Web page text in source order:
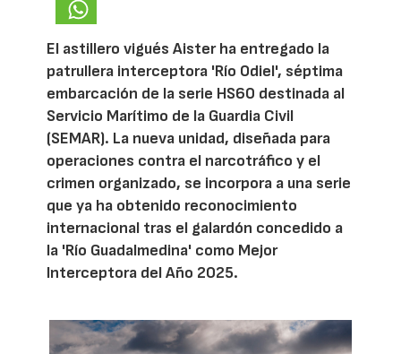
El astillero vigués Aister ha entregado la
patrullera interceptora 'Río Odiel', séptima
embarcación de la serie HS60 destinada al
Servicio Marítimo de la Guardia Civil
(SEMAR). La nueva unidad, diseñada para
operaciones contra el narcotráfico y el
crimen organizado, se incorpora a una serie
que ya ha obtenido reconocimiento
internacional tras el galardón concedido a
la 'Río Guadalmedina' como Mejor
Interceptora del Año 2025.